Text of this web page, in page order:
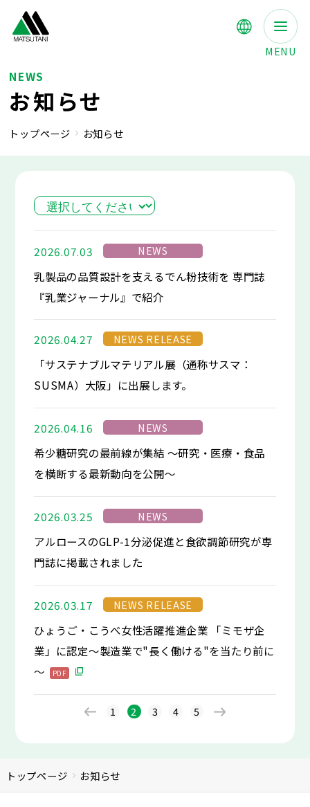
MENU
NEWS
お知らせ
トップページ お知らせ
2026.07.03 NEWS
乳製品の品質設計を支えるでん粉技術を 専門誌
『乳業ジャーナル』で紹介
2026.04.27 NEWS RELEASE
「サステナブルマテリアル展（通称サスマ：
SUSMA）大阪」に出展します。
2026.04.16 NEWS
希少糖研究の最前線が集結 ～研究・医療・食品
を横断する最新動向を公開～
2026.03.25 NEWS
アルロースのGLP-1分泌促進と食欲調節研究が専
門誌に掲載されました
2026.03.17 NEWS RELEASE
ひょうご・こうべ女性活躍推進企業 「ミモザ企
業」に認定～製造業で"長く働ける"を当たり前に
～
PDF
1 2 3 4 5
トップページ お知らせ